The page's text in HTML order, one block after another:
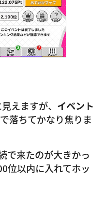
えますが、 イベント
落ちてかなり焦りま
で来たのが大きかっ
位以内に入れてホッ